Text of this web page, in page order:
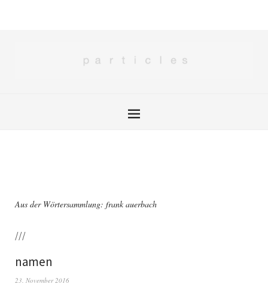
Aus der Wörtersammlung: frank auerbach
///
namen
23. November 2016